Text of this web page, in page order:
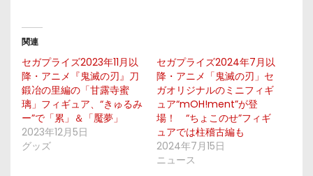
関連
セガプライズ2023年11月以
降・アニメ『鬼滅の刃』刀
鍛冶の里編の「甘露寺蜜
璃」フィギュア、“きゅるみ
ー”で「累」＆「魘夢」
2023年12月5日
グッズ
セガプライズ2024年7月以
降・アニメ「鬼滅の刃」セ
ガオリジナルのミニフィギ
ュア“mOH!ment”が登
場！ “ちょこのせ”フィギ
ュアでは柱稽古編も
2024年7月15日
ニュース